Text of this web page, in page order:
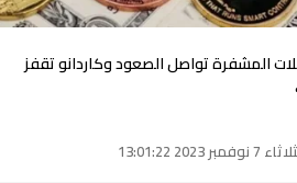
المشفرة تواصل الصعود وكاردانو تقفز
2023 13:01:22